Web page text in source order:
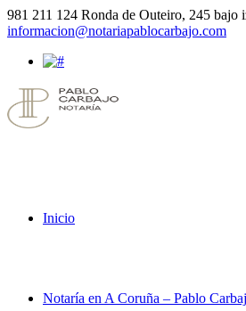
981 211 124 Ronda de Outeiro, 245 bajo
informacion@notariapablocarbajo.com
Inicio
Notaría en A Coruña – Pablo